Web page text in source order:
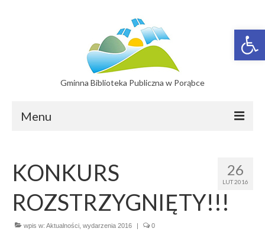
Gminna Biblioteka Publiczna w Porąbce
Menu
Filia w Bujakowie
Filia w Czańcu
Filia w Kobiernicach
26
LUT 2016
KONKURS
ROZSTRZYGNIĘTY!!!
wpis w: Aktualności wydarzenia 2016 | 0